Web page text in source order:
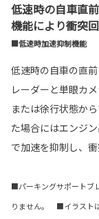
低速時の自車直
機能により衝突
■低速時加速抑制機能
低速時の自車の直
レーダーと単眼カ
または徐行状態か
た場合にはエンジ
で加速を抑制し、
■パーキングサポートブ
りません。 ■イラスト